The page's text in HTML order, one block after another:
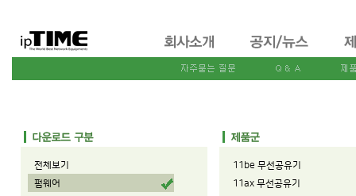
전체보기
펌웨어
11be 무선공유기
11ax 무선공유기